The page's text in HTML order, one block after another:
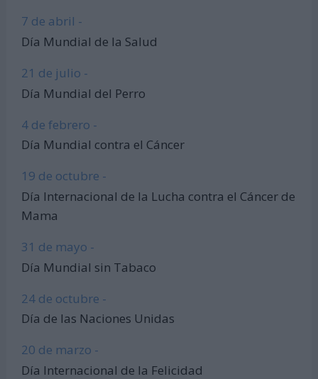
7 de abril -
Día Mundial de la Salud
21 de julio -
Día Mundial del Perro
4 de febrero -
Día Mundial contra el Cáncer
19 de octubre -
Día Internacional de la Lucha contra el Cáncer de
Mama
31 de mayo -
Día Mundial sin Tabaco
24 de octubre -
Día de las Naciones Unidas
20 de marzo -
Día Internacional de la Felicidad